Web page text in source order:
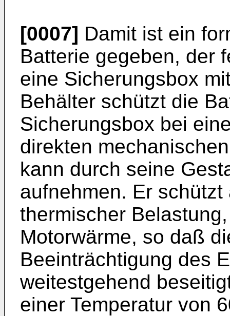
[0007] Damit ist ein
Batterie gegeben, der
eine Sicherungsbox
Behälter schützt die
Sicherungsbox bei
direkten
kann durch seine
aufnehmen. Er
thermischer
Motorwärme, so daß
Beeinträchtigung des
weitestgehend
einer Temperatur von